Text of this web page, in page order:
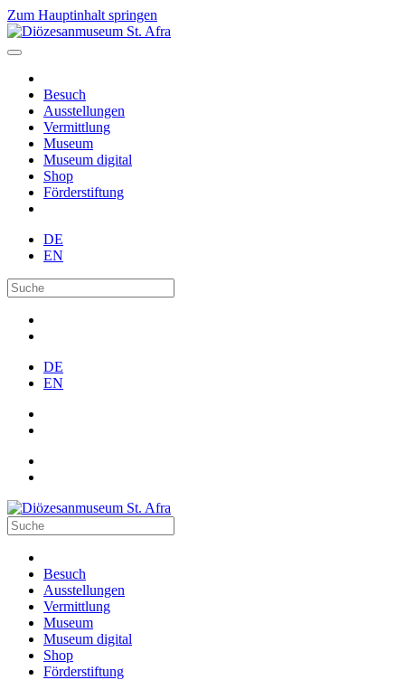
Zum Hauptinhalt springen
Besuch
Ausstellungen
Vermittlung
Museum
Museum digital
Shop
Förderstiftung
DE
EN
DE
EN
Besuch
Ausstellungen
Vermittlung
Museum
Museum digital
Shop
Förderstiftung